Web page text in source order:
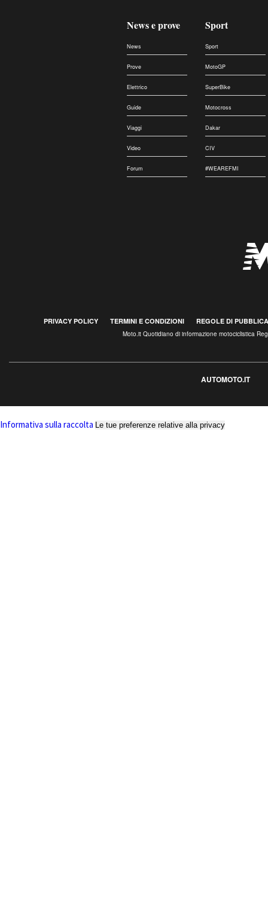
News e prove
News
Prove
Elettrico
Guide
Viaggi
Video
Forum
Sport
Sport
MotoGP
SuperBike
Motocross
Dakar
CIV
#WEAREFMI
PRIVACY POLICY TERMINI E CONDIZIONI REGOLE DI
Moto.it Quotidiano di informazione motociclistica
AUTOMOTO.IT
Informativa sulla raccolta Le tue preferenze relative alla privacy